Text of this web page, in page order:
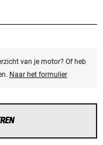
van je motor? Of heb
Naar het formulier